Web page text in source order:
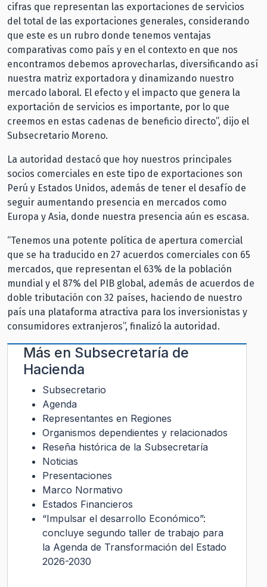
cifras que representan las exportaciones de servicios
del total de las exportaciones generales, considerando
que este es un rubro donde tenemos ventajas
comparativas como país y en el contexto en que nos
encontramos debemos aprovecharlas, diversificando así
nuestra matriz exportadora y dinamizando nuestro
mercado laboral. El efecto y el impacto que genera la
exportación de servicios es importante, por lo que
creemos en estas cadenas de beneficio directo”, dijo el
Subsecretario Moreno.
La autoridad destacó que hoy nuestros principales
socios comerciales en este tipo de exportaciones son
Perú y Estados Unidos, además de tener el desafío de
seguir aumentando presencia en mercados como
Europa y Asia, donde nuestra presencia aún es escasa.
“Tenemos una potente política de apertura comercial
que se ha traducido en 27 acuerdos comerciales con 65
mercados, que representan el 63% de la población
mundial y el 87% del PIB global, además de acuerdos de
doble tributación con 32 países, haciendo de nuestro
país una plataforma atractiva para los inversionistas y
consumidores extranjeros”, finalizó la autoridad.
Más en Subsecretaría de
Hacienda
Subsecretario
Agenda
Representantes en Regiones
Organismos dependientes y relacionados
Reseña histórica de la Subsecretaría
Noticias
Presentaciones
Marco Normativo
Estados Financieros
“Impulsar el desarrollo Económico”:
concluye segundo taller de trabajo para
la Agenda de Transformación del Estado
2026-2030